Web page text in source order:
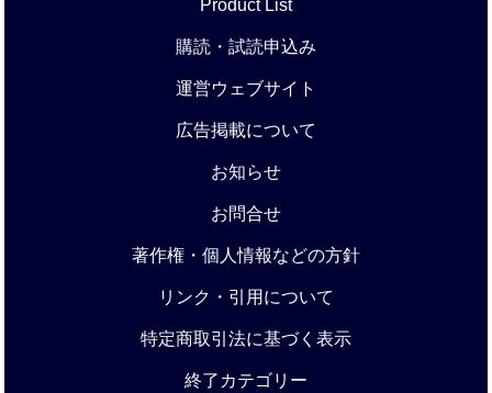
Product List
購読・試読申込み
運営ウェブサイト
広告掲載について
お知らせ
お問合せ
著作権・個人情報などの方針
リンク・引用について
特定商取引法に基づく表示
終了カテゴリー